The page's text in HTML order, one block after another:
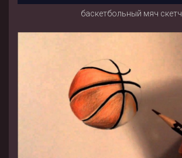
баскетбольный мяч скетч